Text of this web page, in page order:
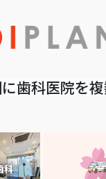
歯科医院を